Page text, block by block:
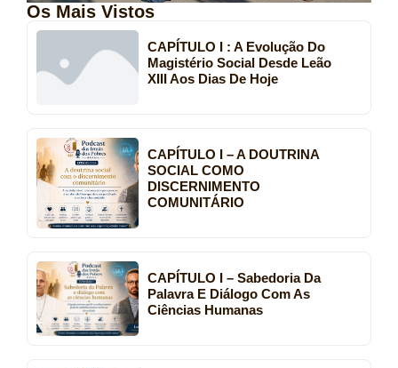
Os Mais Vistos
CAPÍTULO I : A Evolução Do
Magistério Social Desde Leão
XIII Aos Dias De Hoje
CAPÍTULO I – A DOUTRINA
SOCIAL COMO
DISCERNIMENTO
COMUNITÁRIO
CAPÍTULO I – Sabedoria Da
Palavra E Diálogo Com As
Ciências Humanas